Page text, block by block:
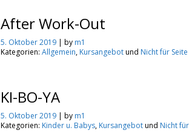
After Work-Out
5. Oktober 2019 | by m1
Kategorien: Allgemein, Kursangebotund Nicht für
KI-BO-YA
5. Oktober 2019 | by m1
Kategorien: Kinder u. Babys, Kursangebotund Nicht
Neuer Kurs beim
Kneipp-Verein